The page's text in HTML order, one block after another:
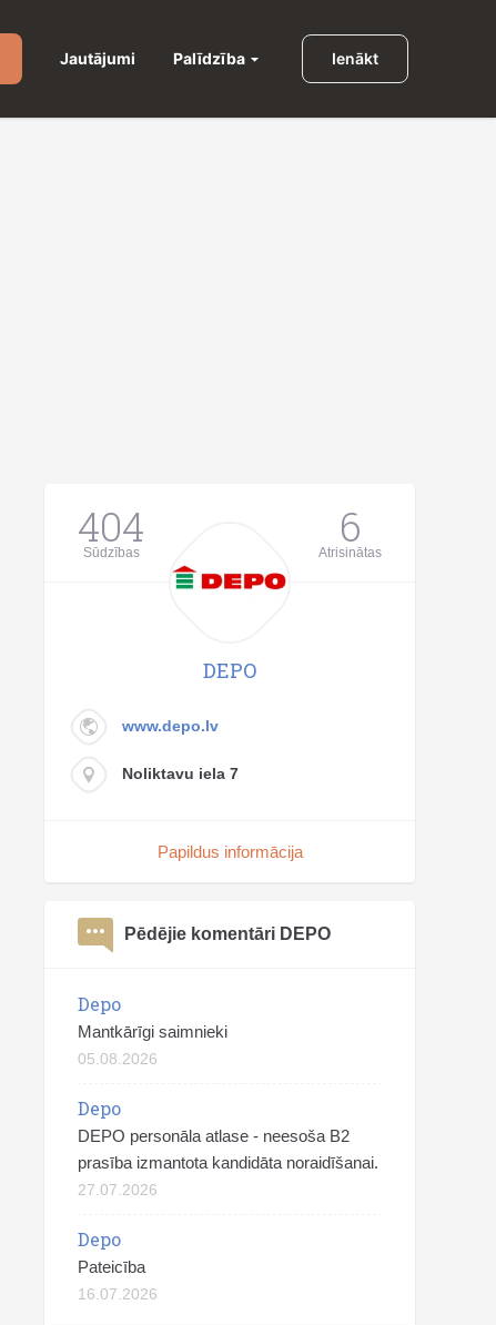
Jautājumi Palīdzība Ienākt
404
Sūdzības 6
Atrisinātas
DEPO
www.depo.lv
Noliktavu iela 7
Papildus informācija
Pēdējie komentāri DEPO
Depo
Mantkārīgi saimnieki
05.08.2026
Depo
DEPO personāla atlase - neesoša B2
prasība izmantota kandidāta noraidīšanai.
27.07.2026
Depo
Pateicība
16.07.2026